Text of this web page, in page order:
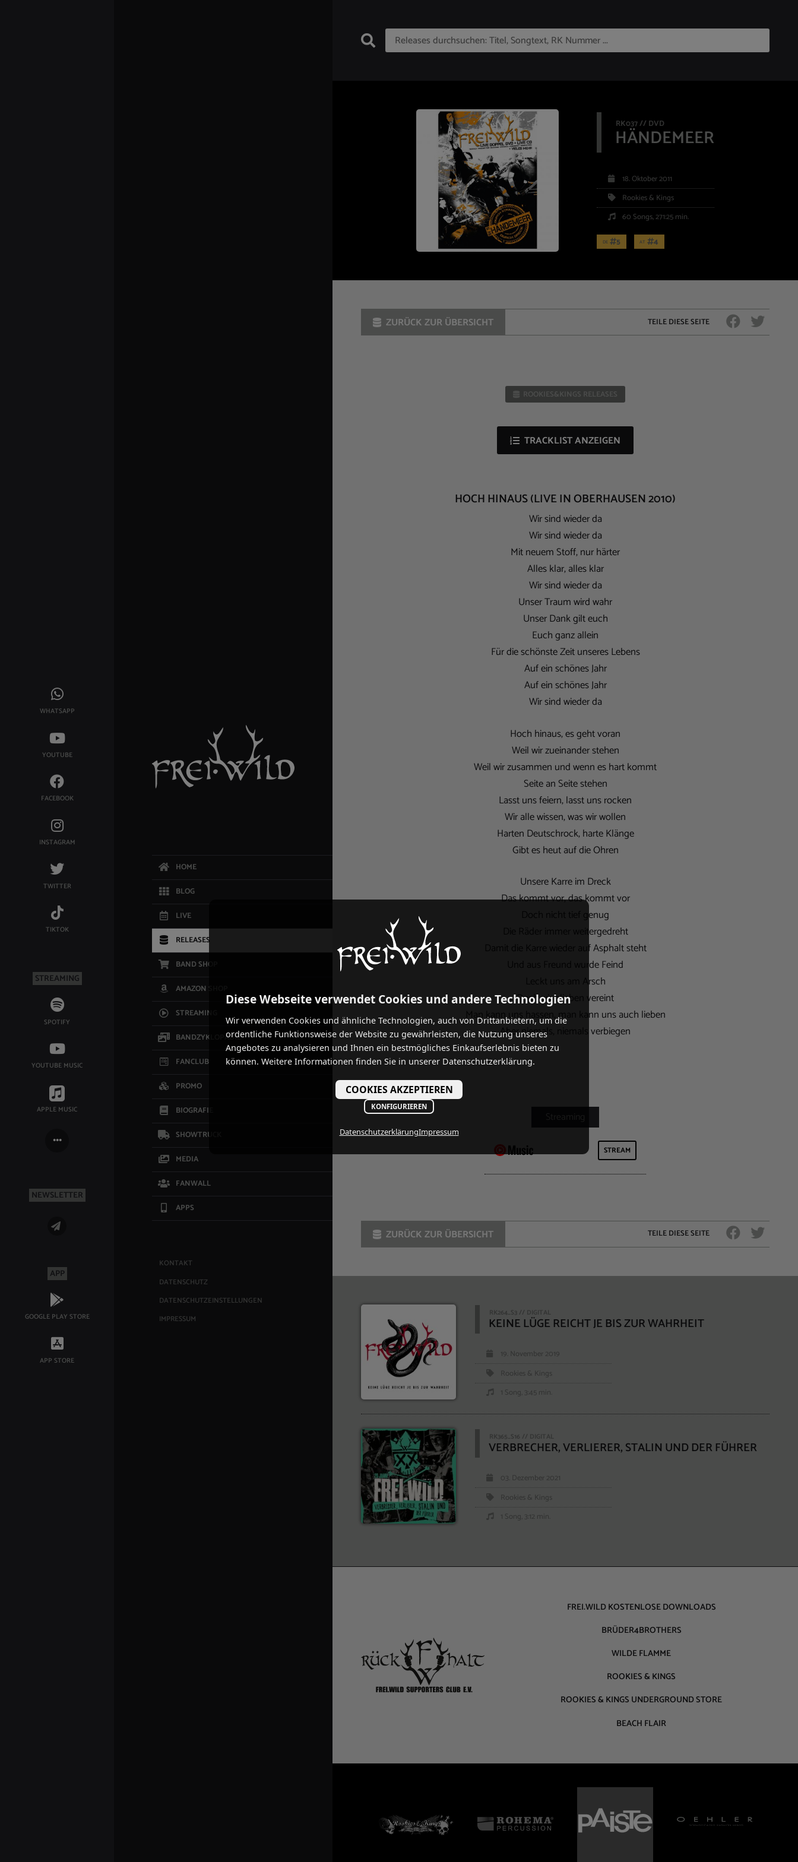
WHATSAPP
YOUTUBE
FACEBOOK
INSTAGRAM
TWITTER
TIKTOK
STREAMING
SPOTIFY
YOUTUBE MUSIC
APPLE MUSIC
NEWSLETTER
APP
GOOGLE PLAY STORE
APP STORE
HOME
BLOG
LIVE
RELEASES
BAND SHOP
AMAZON SHOP
STREAMING
BANDZYKLOPÄDIE
FANCLUB
PROMO
BIOGRAFIE
SHOWTRUCK
MEDIA
FANWALL
APPS
KONTAKT
DATENSCHUTZ
DATENSCHUTZEINSTELLUNGEN
IMPRESSUM
RK037 // DVD
HÄNDEMEER
18. Oktober 2011
Rookies & Kings
60 Songs, 271:25 min.
DE 5 AT 4
ZURÜCK ZUR ÜBERSICHT TEILE DIESE SEITE
ROOKIES&KINGS RELEASES
TRACKLIST ANZEIGEN
HOCH HINAUS (LIVE IN OBERHAUSEN 2010)
Wir sind wieder da
Wir sind wieder da
Mit neuem Stoff, nur härter
Alles klar, alles klar
Wir sind wieder da
Unser Traum wird wahr
Unser Dank gilt euch
Euch ganz allein
Für die schönste Zeit unseres Lebens
Auf ein schönes Jahr
Auf ein schönes Jahr
Wir sind wieder da
Hoch hinaus, es geht voran
Weil wir zueinander stehen
Weil wir zusammen und wenn es hart kommt
Seite an Seite stehen
Lasst uns feiern, lasst uns rocken
Wir alle wissen, was wir wollen
Harten Deutschrock, harte Klänge
Gibt es heut auf die Ohren
Unsere Karre im Dreck
Das kommt vor, das kommt vor
Doch nicht tief genug
Die Räder immer weitergedreht
Damit die Karre wieder auf Asphalt steht
Und aus Freund wurde Feind
Leckt uns am Arsch
Doch wir blieben vereint
Man kann uns hassen, man kann uns auch lieben
Aber niemals, niemals verbiegen
STREAM
TEILE DIESE SEITE
ZURÜCK ZUR ÜBERSICHT
RK264_S3 // DIGITAL
KEINE LÜGE REICHT JE BIS ZUR WAHRHEIT
19. November 2019
Rookies & Kings
1 Song, 3:45 min.
RK365_S16 // DIGITAL
VERBRECHER, VERLIERER, STALIN UND DER FÜHRER
03. Dezember 2021
Rookies & Kings
1 Song, 3:12 min.
FREI.WILD KOSTENLOSE DOWNLOADS
BRÜDER4BROTHERS
WILDE FLAMME
ROOKIES & KINGS
ROOKIES & KINGS UNDERGROUND STORE
BEACH FLAIR
Diese Webseite verwendet Cookies und andere Technologien
Wir verwenden Cookies und ähnliche Technologien, auch von Drittanbietern, um die
ordentliche Funktionsweise der Website zu gewährleisten, die Nutzung unseres
Angebotes zu analysieren und Ihnen ein bestmögliches Einkaufserlebnis bieten zu
können. Weitere Informationen finden Sie in unserer Datenschutzerklärung.
COOKIES AKZEPTIEREN
KONFIGURIEREN
DatenschutzerklärungImpressum